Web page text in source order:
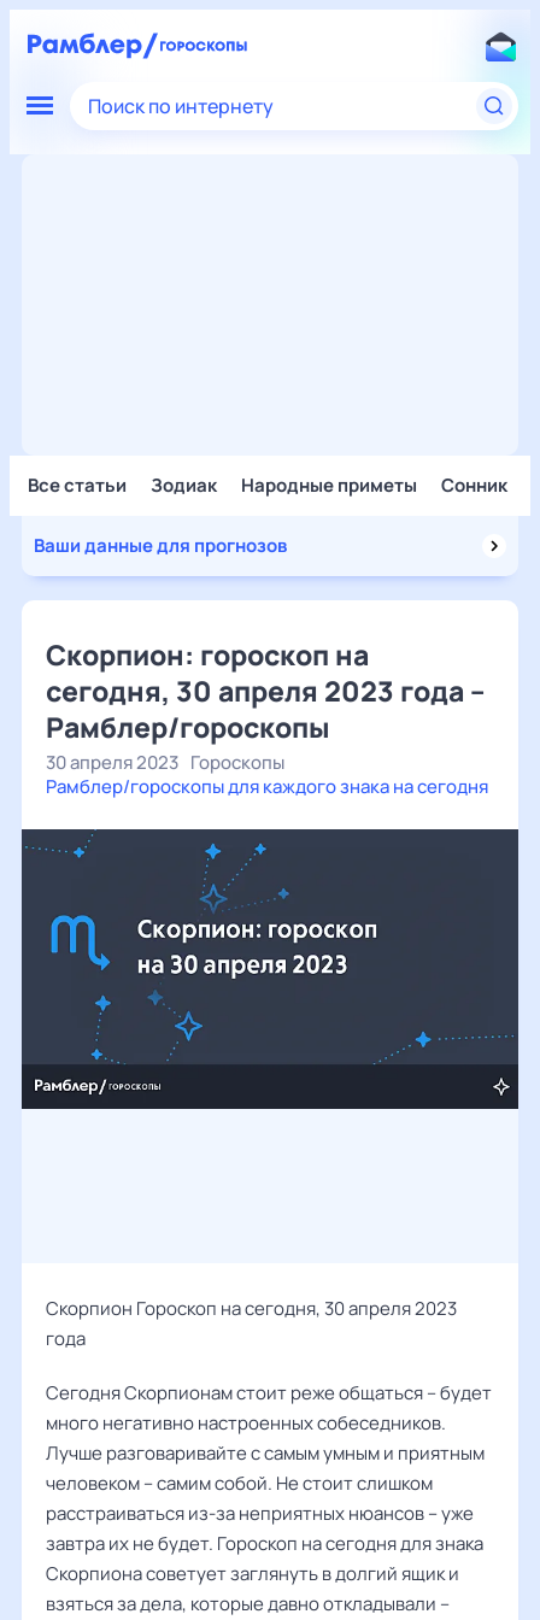
Поиск по интернету
Все статьи Зодиак Народные приметы Сонник
Ваши данные для прогнозов
Скорпион: гороскоп на
сегодня, 30 апреля 2023 года –
Рамблер/гороскопы
30 апреля 2023 Гороскопы
Рамблер/гороскопы для каждого знака на сегодня
Скорпион Гороскоп на сегодня, 30 апреля 2023
года
Сегодня Скорпионам стоит реже общаться – будет
много негативно настроенных собеседников.
Лучше разговаривайте с самым умным и приятным
человеком – самим собой. Не стоит слишком
расстраиваться из-за неприятных нюансов – уже
завтра их не будет. Гороскоп на сегодня для знака
Скорпиона советует заглянуть в долгий ящик и
взяться за дела, которые давно откладывали –